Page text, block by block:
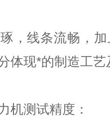
，线条流畅，
体现*的制造工
机测试精度：